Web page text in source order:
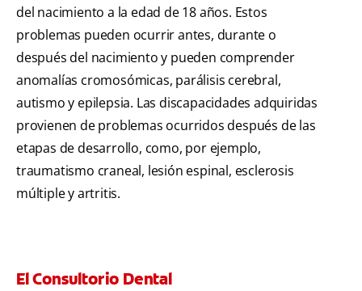
del nacimiento a la edad de 18 años. Estos
problemas pueden ocurrir antes, durante o
después del nacimiento y pueden comprender
anomalías cromosómicas, parálisis cerebral,
autismo y epilepsia. Las discapacidades adquiridas
provienen de problemas ocurridos después de las
etapas de desarrollo, como, por ejemplo,
traumatismo craneal, lesión espinal, esclerosis
múltiple y artritis.
El Consultorio Dental